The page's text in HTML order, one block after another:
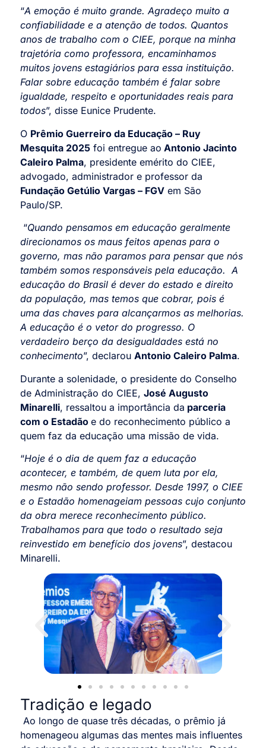
“A emoção é muito grande. Agradeço muito a
confiabilidade e a atenção de todos. Quantos
anos de trabalho com o CIEE, porque na minha
trajetória como professora, encaminhamos
muitos jovens estagiários para essa instituição.
Falar sobre educação também é falar sobre
igualdade, respeito e oportunidades reais para
todos”, disse Eunice Prudente.
O Prêmio Guerreiro da Educação – Ruy
Mesquita 2025 foi entregue ao Antonio Jacinto
Caleiro Palma, presidente emérito do CIEE,
advogado, administrador e professor da
Fundação Getúlio Vargas – FGV em São
Paulo/SP.
“Quando pensamos em educação geralmente
direcionamos os maus feitos apenas para o
governo, mas não paramos para pensar que nós
também somos responsáveis pela educação. A
educação do Brasil é dever do estado e direito
da população, mas temos que cobrar, pois é
uma das chaves para alcançarmos as melhorias.
A educação é o vetor do progresso. O
verdadeiro berço da desigualdades está no
conhecimento”, declarou Antonio Caleiro Palma.
Durante a solenidade, o presidente do Conselho
de Administração do CIEE, José Augusto
Minarelli, ressaltou a importância da parceria
com o Estadão e do reconhecimento público a
quem faz da educação uma missão de vida.
“Hoje é o dia de quem faz a educação
acontecer, e também, de quem luta por ela,
mesmo não sendo professor. Desde 1997, o CIEE
e o Estadão homenageiam pessoas cujo conjunto
da obra merece reconhecimento público.
Trabalhamos para que todo o resultado seja
reinvestido em benefício dos jovens”, destacou
Minarelli.
Tradição e legado
Ao longo de quase três décadas, o prêmio já
homenageou algumas das mentes mais influentes